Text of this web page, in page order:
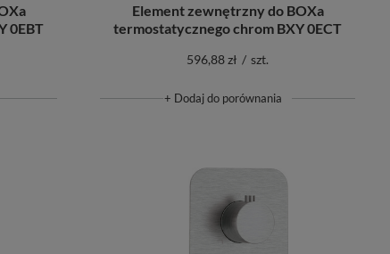
0EBT
Element zewnętrzny do BOXa
termostatycznego chrom BXY 0ECT
596,88 zł / szt.
+ Dodaj do porównania